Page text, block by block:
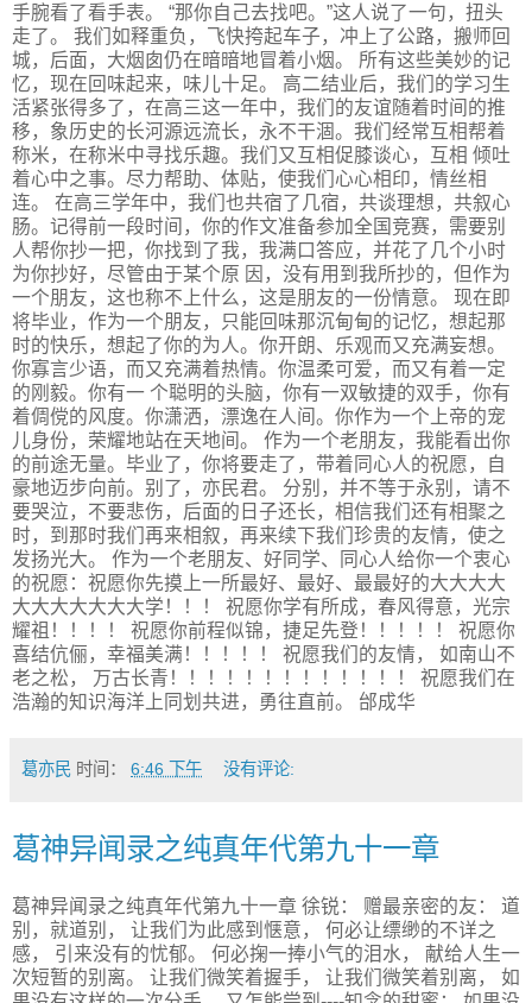
手腕看了看手表。 “那你自己去找吧。”这人说了一句，扭头
走了。 我们如释重负，飞快挎起车子，冲上了公路，搬师回
城，后面，大烟囱仍在暗暗地冒着小烟。 所有这些美妙的记
忆，现在回味起来，味儿十足。 高二结业后，我们的学习生
活紧张得多了，在高三这一年中，我们的友谊随着时间的推
移，象历史的长河源远流长，永不干涸。我们经常互相帮着
称米，在称米中寻找乐趣。我们又互相促膝谈心，互相 倾吐
着心中之事。尽力帮助、体贴，使我们心心相印，情丝相
连。 在高三学年中，我们也共宿了几宿，共谈理想，共叙心
肠。记得前一段时间，你的作文准备参加全国竞赛，需要别
人帮你抄一把，你找到了我，我满口答应，并花了几个小时
为你抄好，尽管由于某个原 因，没有用到我所抄的，但作为
一个朋友，这也称不上什么，这是朋友的一份情意。 现在即
将毕业，作为一个朋友，只能回味那沉甸甸的记忆，想起那
时的快乐，想起了你的为人。你开朗、乐观而又充满妄想。
你寡言少语，而又充满着热情。你温柔可爱，而又有着一定
的刚毅。你有一 个聪明的头脑，你有一双敏捷的双手，你有
着倜傥的风度。你潇洒，漂逸在人间。你作为一个上帝的宠
儿身份，荣耀地站在天地间。 作为一个老朋友，我能看出你
的前途无量。毕业了，你将要走了，带着同心人的祝愿，自
豪地迈步向前。别了，亦民君。 分别，并不等于永别，请不
要哭泣，不要悲伤，后面的日子还长，相信我们还有相聚之
时，到那时我们再来相叙，再来续下我们珍贵的友情，使之
发扬光大。 作为一个老朋友、好同学、同心人给你一个衷心
的祝愿：祝愿你先摸上一所最好、最好、最最好的大大大大
大大大大大大大学！！！ 祝愿你学有所成，春风得意，光宗
耀祖！！！！ 祝愿你前程似锦，捷足先登！！！！！ 祝愿你
喜结伉俪，幸福美满！！！！！ 祝愿我们的友情， 如南山不
老之松， 万古长青！！！！！！！！！！！！！ 祝愿我们在
浩瀚的知识海洋上同划共进，勇往直前。 邰成华
葛亦民 时间： 6:46 下午 没有评论:
葛神异闻录之纯真年代第九十一章
葛神异闻录之纯真年代第九十一章 徐锐： 赠最亲密的友： 道
别，就道别， 让我们为此感到惬意， 何必让缥缈的不详之
感， 引来没有的忧郁。 何必掬一捧小气的泪水， 献给人生一
次短暂的别离。 让我们微笑着握手， 让我们微笑着别离， 如